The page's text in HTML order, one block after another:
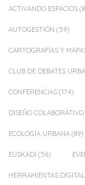
ACTIVANDO ESPACIOS
AUTOGESTIÓN (59)
CARTOGRAFÍAS Y
CLUB DE DEBATES
CONFERENCIAS (174)
DISEÑO COLABORATIVO
ECOLOGÍA URBANA (89)
EUSKADI (56)
HERRAMIENTAS